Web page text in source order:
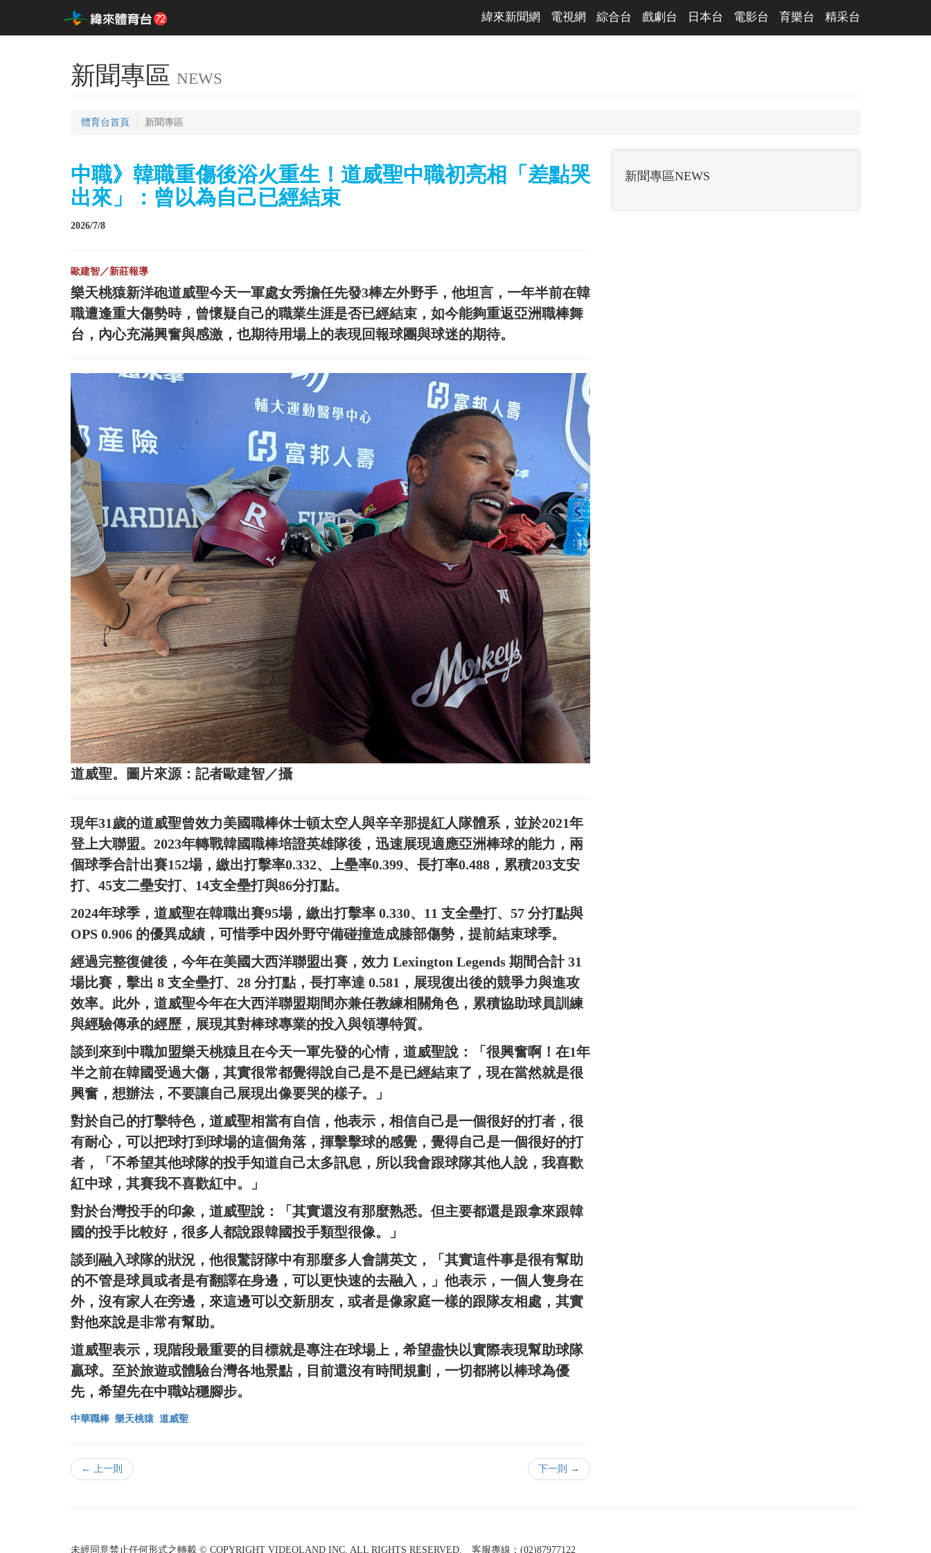
緯來新聞網 電視網 綜合台 戲劇台 日本台 電影台 育樂台 精采台
新聞專區 NEWS
體育台首頁 新聞專區
中職》韓職重傷後浴火重生！道威聖中職初亮相「差點哭
出來」：曾以為自己已經結束
2026/7/8
歐建智／新莊報導
樂天桃猿新洋砲道威聖今天一軍處女秀擔任先發3棒左外野手，他坦言，一年半前在韓
職遭逢重大傷勢時，曾懷疑自己的職業生涯是否已經結束，如今能夠重返亞洲職棒舞
台，內心充滿興奮與感激，也期待用場上的表現回報球團與球迷的期待。
道威聖。圖片來源：記者歐建智／攝
現年31歲的道威聖曾效力美國職棒休士頓太空人與辛辛那提紅人隊體系，並於2021年
登上大聯盟。2023年轉戰韓國職棒培證英雄隊後，迅速展現適應亞洲棒球的能力，兩
個球季合計出賽152場，繳出打擊率0.332、上壘率0.399、長打率0.488，累積203支安
打、45支二壘安打、14支全壘打與86分打點。
2024年球季，道威聖在韓職出賽95場，繳出打擊率 0.330、11 支全壘打、57 分打點與
OPS 0.906 的優異成績，可惜季中因外野守備碰撞造成膝部傷勢，提前結束球季。
經過完整復健後，今年在美國大西洋聯盟出賽，效力 Lexington Legends 期間合計 31
場比賽，擊出 8 支全壘打、28 分打點，長打率達 0.581，展現復出後的競爭力與進攻
效率。此外，道威聖今年在大西洋聯盟期間亦兼任教練相關角色，累積協助球員訓練
與經驗傳承的經歷，展現其對棒球專業的投入與領導特質。
談到來到中職加盟樂天桃猿且在今天一軍先發的心情，道威聖說：「很興奮啊！在1年
半之前在韓國受過大傷，其實很常都覺得說自己是不是已經結束了，現在當然就是很
興奮，想辦法，不要讓自己展現出像要哭的樣子。」
對於自己的打擊特色，道威聖相當有自信，他表示，相信自己是一個很好的打者，很
有耐心，可以把球打到球場的這個角落，揮擊擊球的感覺，覺得自己是一個很好的打
者，「不希望其他球隊的投手知道自己太多訊息，所以我會跟球隊其他人說，我喜歡
紅中球，其賽我不喜歡紅中。」
對於台灣投手的印象，道威聖說：「其實還沒有那麼熟悉。但主要都還是跟拿來跟韓
國的投手比較好，很多人都說跟韓國投手類型很像。」
談到融入球隊的狀況，他很驚訝隊中有那麼多人會講英文，「其實這件事是很有幫助
的不管是球員或者是有翻譯在身邊，可以更快速的去融入，」他表示，一個人隻身在
外，沒有家人在旁邊，來這邊可以交新朋友，或者是像家庭一樣的跟隊友相處，其實
對他來說是非常有幫助。
道威聖表示，現階段最重要的目標就是專注在球場上，希望盡快以實際表現幫助球隊
贏球。至於旅遊或體驗台灣各地景點，目前還沒有時間規劃，一切都將以棒球為優
先，希望先在中職站穩腳步。
中華職棒 樂天桃猿 道威聖
← 上一則 下一則 →
新聞專區NEWS
未經同意禁止任何形式之轉載 © COPYRIGHT VIDEOLAND INC. ALL RIGHTS RESERVED. 客服專線：(02)87977122